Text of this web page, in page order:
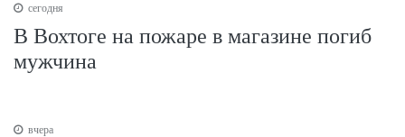
сегодня
В Вохтоге на пожаре в магазине погиб
мужчина
вчера